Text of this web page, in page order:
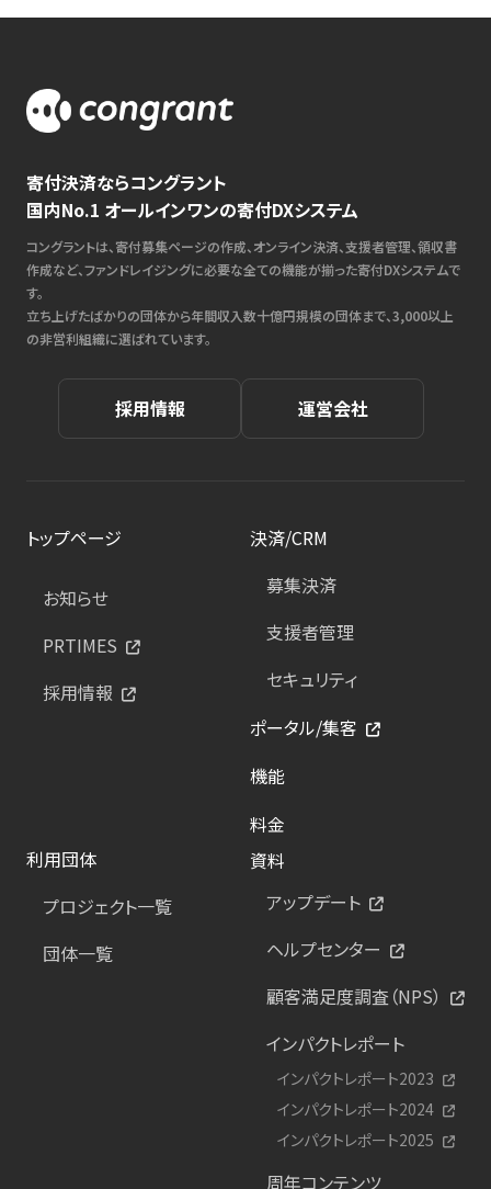
寄付決済ならコングラント
国内No.1 オールインワンの寄付DXシステム
コングラントは、寄付募集ページの作成、オンライン決済、支援者管理、領収書
作成など、ファンドレイジングに必要な全ての機能が揃った寄付DXシステムで
す。
立ち上げたばかりの団体から年間収入数十億円規模の団体まで、3,000以上
の非営利組織に選ばれています。
採用情報 運営会社
トップページ
お知らせ
PRTIMES
採用情報
決済/CRM
募集決済
支援者管理
セキュリティ
ポータル/集客
機能
料金
利用団体
プロジェクト一覧
団体一覧
資料
アップデート
ヘルプセンター
顧客満足度調査（NPS）
インパクトレポート
インパクトレポート2023
インパクトレポート2024
インパクトレポート2025
周年コンテンツ